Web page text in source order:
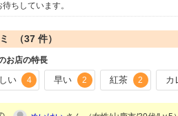
ちしています。
（37 件）
お店の特長
い 4 早い 2 紅茶 2 カ